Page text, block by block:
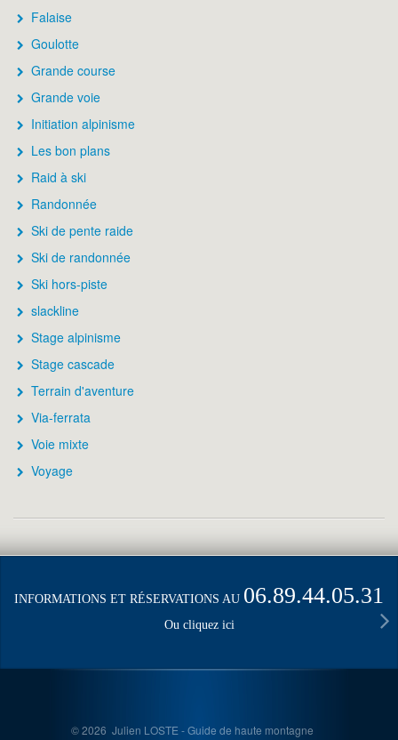
Falaise
Goulotte
Grande course
Grande voie
Initiation alpinisme
Les bon plans
Raid à ski
Randonnée
Ski de pente raide
Ski de randonnée
Ski hors-piste
slackline
Stage alpinisme
Stage cascade
Terrain d'aventure
Via-ferrata
Voie mixte
Voyage
INFORMATIONS ET RÉSERVATIONS AU 06.89.44.05.31
Ou cliquez ici
© 2026 Julien LOSTE - Guide de haute montagne